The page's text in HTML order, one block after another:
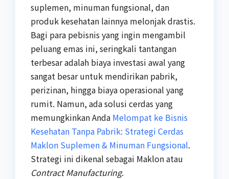
suplemen, minuman fungsional, dan
produk kesehatan lainnya melonjak drastis.
Bagi para pebisnis yang ingin mengambil
peluang emas ini, seringkali tantangan
terbesar adalah biaya investasi awal yang
sangat besar untuk mendirikan pabrik,
perizinan, hingga biaya operasional yang
rumit. Namun, ada solusi cerdas yang
memungkinkan Anda Melompat ke Bisnis
Kesehatan Tanpa Pabrik: Strategi Cerdas
Maklon Suplemen & Minuman Fungsional.
Strategi ini dikenal sebagai Maklon atau
Contract Manufacturing.